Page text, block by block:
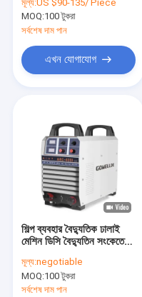
Mosfet MMA মেশিন আর্ক
ফোর্স ফাংশন সহ
মূল্য:US $90-135/ Piece
MOQ:100 টুকরা
সর্বশেষ দাম পান
এখন যোগাযোগ
শিল্প ব্যবহার বৈদ্যুতিক ঢালাই
মেশিন ডিসি বৈদ্যুতিন সংকেতের
ARC ওয়েল্ডার
মূল্য:negotiable
MOQ:100 টুকরা
সর্বশেষ দাম পান